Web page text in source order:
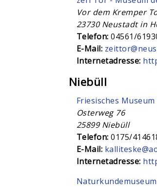
Vor dem Kremper
23730 Neustadt in
Telefon:04561/
E-Mail:
Internetadresse:
Niebüll
Friesisches
Osterweg 76
25899 Niebüll
Telefon:0175/
E-Mail:
Internetadresse: